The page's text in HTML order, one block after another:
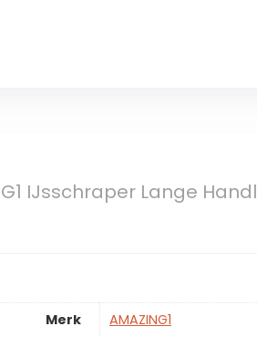
IJsschraper Lange
Merk
AMAZING1